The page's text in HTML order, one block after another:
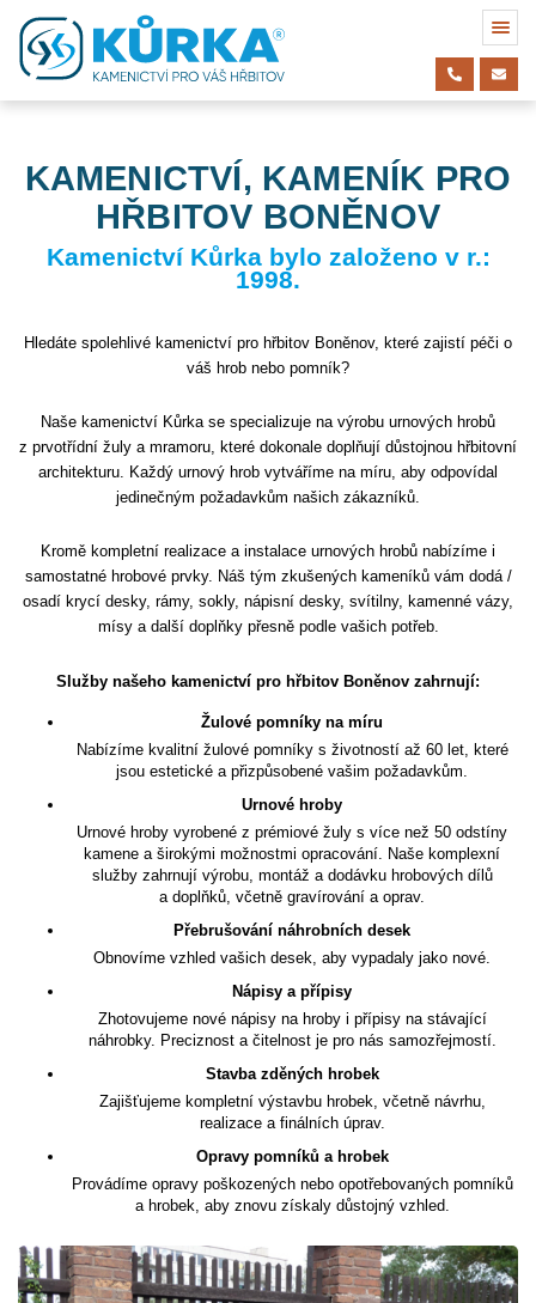
KAMENICTVÍ, KAMENÍK PRO
HŘBITOV BONĚNOV
Kamenictví Kůrka bylo založeno v r.:
1998.
Hledáte spolehlivé kamenictví pro hřbitov Boněnov, které zajistí péči o
váš hrob nebo pomník?
Naše kamenictví Kůrka se specializuje na výrobu urnových hrobů
z prvotřídní žuly a mramoru, které dokonale doplňují důstojnou hřbitovní
architekturu. Každý urnový hrob vytváříme na míru, aby odpovídal
jedinečným požadavkům našich zákazníků.
Kromě kompletní realizace a instalace urnových hrobů nabízíme i
samostatné hrobové prvky. Náš tým zkušených kameníků vám dodá /
osadí krycí desky, rámy, sokly, nápisní desky, svítilny, kamenné vázy,
mísy a další doplňky přesně podle vašich potřeb.
Služby našeho kamenictví pro hřbitov Boněnov zahrnují:
Žulové pomníky na míru
Nabízíme kvalitní žulové pomníky s životností až 60 let, které
jsou estetické a přizpůsobené vašim požadavkům.
Urnové hroby
Urnové hroby vyrobené z prémiové žuly s více než 50 odstíny
kamene a širokými možnostmi opracování. Naše komplexní
služby zahrnují výrobu, montáž a dodávku hrobových dílů
a doplňků, včetně gravírování a oprav.
Přebrušování náhrobních desek
Obnovíme vzhled vašich desek, aby vypadaly jako nové.
Nápisy a přípisy
Zhotovujeme nové nápisy na hroby i přípisy na stávající
náhrobky. Preciznost a čitelnost je pro nás samozřejmostí.
Stavba zděných hrobek
Zajišťujeme kompletní výstavbu hrobek, včetně návrhu,
realizace a finálních úprav.
Opravy pomníků a hrobek
Provádíme opravy poškozených nebo opotřebovaných pomníků
a hrobek, aby znovu získaly důstojný vzhled.